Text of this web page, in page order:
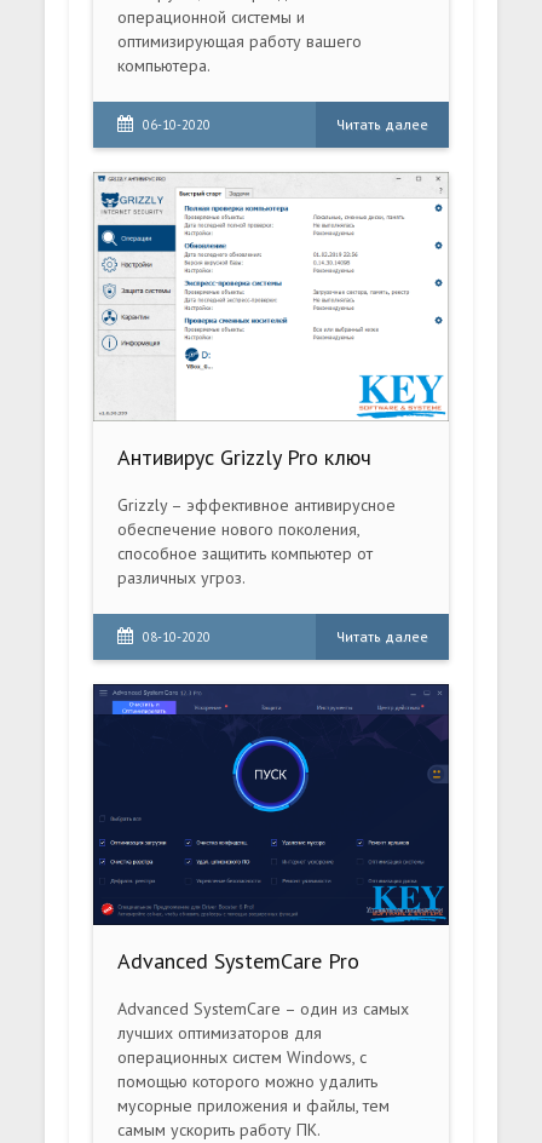
операционной системы и
оптимизирующая работу вашего
компьютера.
06-10-2020 Читать далее
Антивирус Grizzly Pro ключ
Grizzly – эффективное антивирусное
обеспечение нового поколения,
способное защитить компьютер от
различных угроз.
08-10-2020 Читать далее
Advanced SystemCare Pro
Advanced SystemCare – один из самых
лучших оптимизаторов для
операционных систем Windows, с
помощью которого можно удалить
мусорные приложения и файлы, тем
самым ускорить работу ПК.